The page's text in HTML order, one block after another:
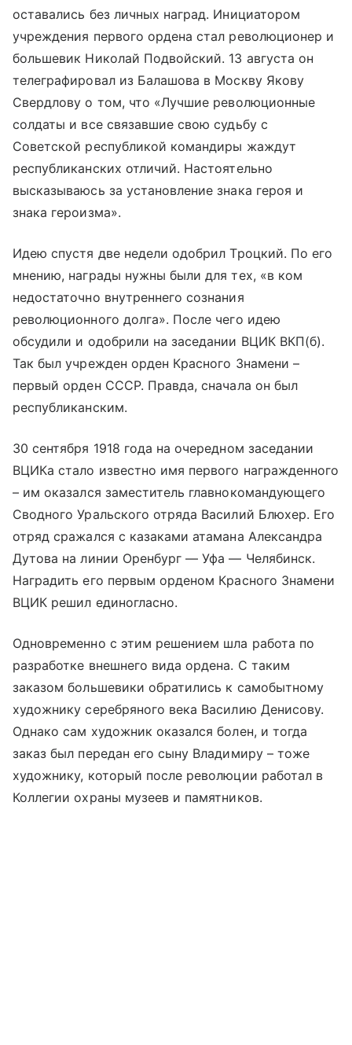
оставались без личных наград. Инициатором
учреждения первого ордена стал революционер и
большевик Николай Подвойский. 13 августа он
телеграфировал из Балашова в Москву Якову
Свердлову о том, что «Лучшие революционные
солдаты и все связавшие свою судьбу с
Советской республикой командиры жаждут
республиканских отличий. Настоятельно
высказываюсь за установление знака героя и
знака героизма».
Идею спустя две недели одобрил Троцкий. По его
мнению, награды нужны были для тех, «в ком
недостаточно внутреннего сознания
революционного долга». После чего идею
обсудили и одобрили на заседании ВЦИК ВКП(б).
Так был учрежден орден Красного Знамени –
первый орден СССР. Правда, сначала он был
республиканским.
30 сентября 1918 года на очередном заседании
ВЦИКа стало известно имя первого награжденного
– им оказался заместитель главнокомандующего
Сводного Уральского отряда Василий Блюхер. Его
отряд сражался с казаками атамана Александра
Дутова на линии Оренбург — Уфа — Челябинск.
Наградить его первым орденом Красного Знамени
ВЦИК решил единогласно.
Одновременно с этим решением шла работа по
разработке внешнего вида ордена. С таким
заказом большевики обратились к самобытному
художнику серебряного века Василию Денисову.
Однако сам художник оказался болен, и тогда
заказ был передан его сыну Владимиру – тоже
художнику, который после революции работал в
Коллегии охраны музеев и памятников.